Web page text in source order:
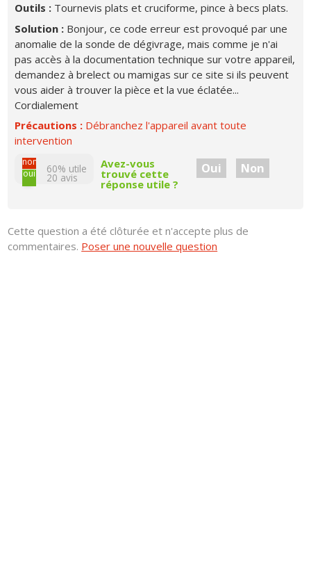
Outils : Tournevis plats et cruciforme, pince à becs plats.
Solution : Bonjour, ce code erreur est provoqué par une
anomalie de la sonde de dégivrage, mais comme je n'ai
pas accès à la documentation technique sur votre appareil,
demandez à brelect ou mamigas sur ce site si ils peuvent
vous aider à trouver la pièce et la vue éclatée...
Cordialement
Précautions : Débranchez l'appareil avant toute
intervention
non
oui
60% utile
20 avis
Avez-vous
trouvé cette
réponse utile ?
Oui Non
Cette question a été clôturée et n'accepte plus de
commentaires. Poser une nouvelle question